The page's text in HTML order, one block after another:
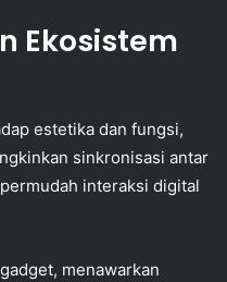
Ekosistem
estetika dan fungsi,
sinkronisasi antar
interaksi digital
menawarkan